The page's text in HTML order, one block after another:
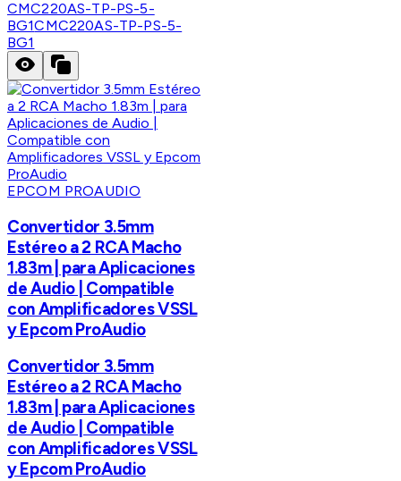
CMC220AS-TP-PS-5-
BG1CMC220AS-TP-PS-5-
BG1
EPCOM PROAUDIO
Convertidor 3.5mm
Estéreo a 2 RCA Macho
1.83m | para Aplicaciones
de Audio | Compatible
con Amplificadores VSSL
y Epcom ProAudio
Convertidor 3.5mm
Estéreo a 2 RCA Macho
1.83m | para Aplicaciones
de Audio | Compatible
con Amplificadores VSSL
y Epcom ProAudio